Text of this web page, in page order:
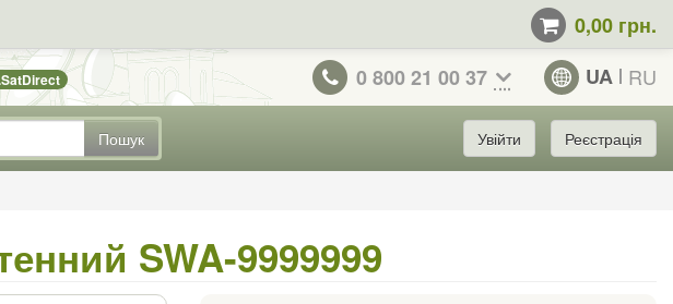
0,00 грн.
0 800 21 00 37 UA RU
Пошук Увійти Реєстрація
SWA-9999999